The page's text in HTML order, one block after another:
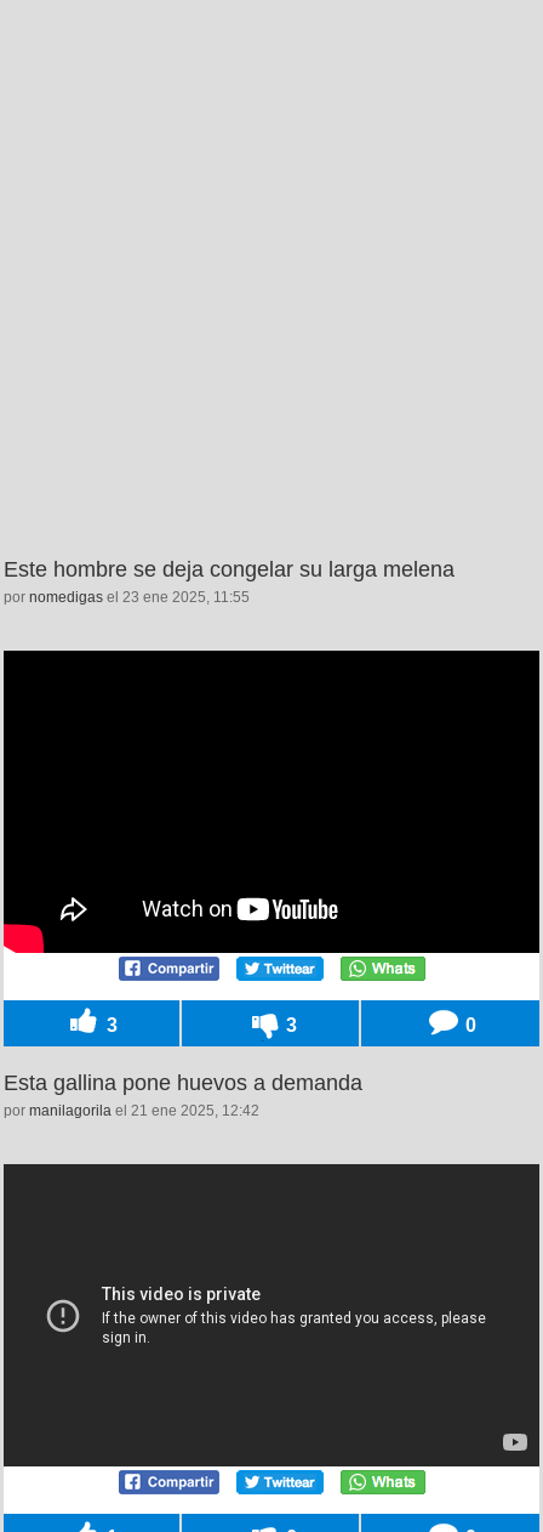
Este hombre se deja congelar su larga melena
por nomedigas el 23 ene 2025, 11:55
3 3 0
Esta gallina pone huevos a demanda
por manilagorila el 21 ene 2025, 12:42